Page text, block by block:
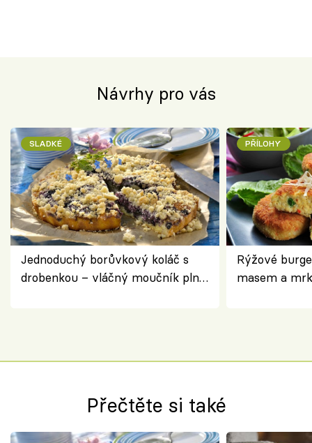
Návrhy pro vás
SLADKÉ
Jednoduchý borůvkový koláč s
drobenkou – vláčný moučník plný
PŘÍLOHY
Rýžové
masem a
Přečtěte si také